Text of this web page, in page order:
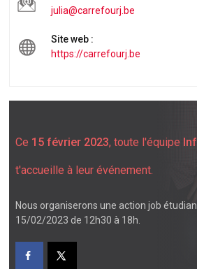
julia@carrefourj.be
Site web :
https://carrefourj.be
Ce 15 février 2023, toute l'équipe
t'accueille à leur événement.
Nous organiserons une action job
15/02/2023 de 12h30 à 18h.